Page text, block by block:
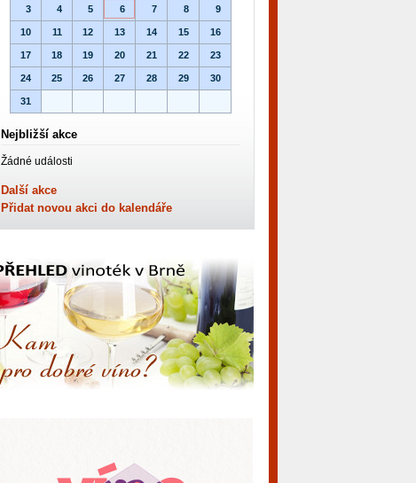
3 4 5 6 7 8 9
10 11 12 13 14 15 16
17 18 19 20 21 22 23
24 25 26 27 28 29 30
31
Nejbližší akce
Žádné události
Další akce
Přidat novou akci do kalendáře